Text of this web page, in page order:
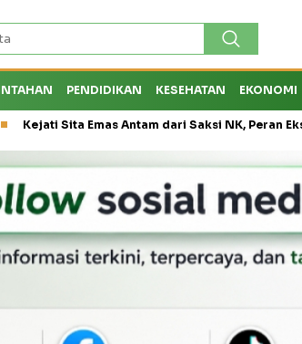
PENDIDIKAN KESEHATAN EKONOMI
Emas Antam dari Saksi NK, Peran Eks Kepala